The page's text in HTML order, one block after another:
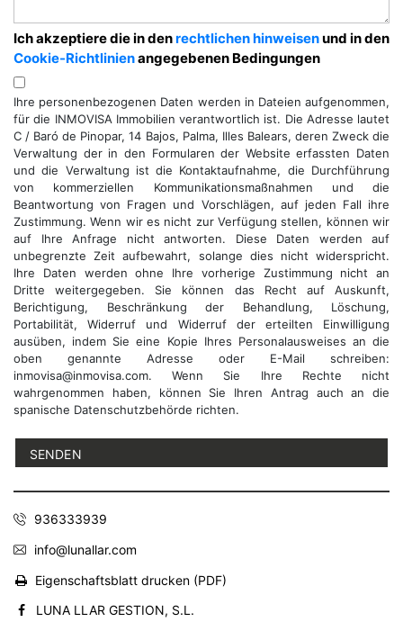
Ich akzeptiere die in denrechtlichen hinweisenund in den
Cookie-Richtlinienangegebenen Bedingungen
Ihre personenbezogenen Daten werden in Dateien aufgenommen,
für die INMOVISA Immobilien verantwortlich ist. Die Adresse lautet
C / Baró de Pinopar, 14 Bajos, Palma, Illes Balears, deren Zweck die
Verwaltung der in den Formularen der Website erfassten Daten
und die Verwaltung ist die Kontaktaufnahme, die Durchführung
von kommerziellen Kommunikationsmaßnahmen und die
Beantwortung von Fragen und Vorschlägen, auf jeden Fall ihre
Zustimmung. Wenn wir es nicht zur Verfügung stellen, können wir
auf Ihre Anfrage nicht antworten. Diese Daten werden auf
unbegrenzte Zeit aufbewahrt, solange dies nicht widerspricht.
Ihre Daten werden ohne Ihre vorherige Zustimmung nicht an
Dritte weitergegeben. Sie können das Recht auf Auskunft,
Berichtigung, Beschränkung der Behandlung, Löschung,
Portabilität, Widerruf und Widerruf der erteilten Einwilligung
ausüben, indem Sie eine Kopie Ihres Personalausweises an die
oben genannte Adresse oder E-Mail schreiben:
inmovisa@inmovisa.com. Wenn Sie Ihre Rechte nicht
wahrgenommen haben, können Sie Ihren Antrag auch an die
spanische Datenschutzbehörde richten.
936333939
info@lunallar.com
Eigenschaftsblatt drucken (PDF)
LUNA LLAR GESTION, S.L.